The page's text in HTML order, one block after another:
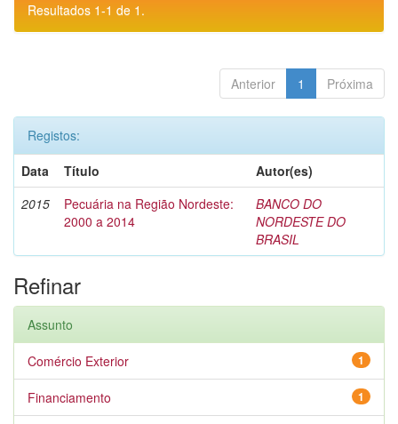
Resultados 1-1 de 1.
Anterior 1 Próxima
Registos:
Data
Título
Autor(es)
2015
Pecuária na Região Nordeste:
2000 a 2014
BANCO DO
NORDESTE DO
BRASIL
Refinar
Assunto
1
Comércio Exterior
1
Financiamento